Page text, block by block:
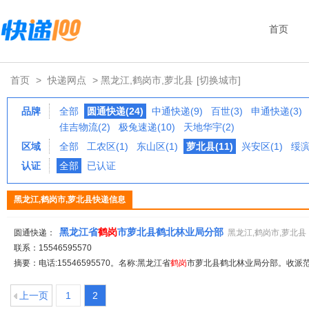
首页
首页 > 快递网点 > 黑龙江,鹤岗市,萝北县 [切换城市]
品牌 全部 圆通快递(24) 中通快递(9) 百世(3)
申通快递(3)
佳吉物流(2)
极兔速递(10)
天地华宇(2)
区域
全部 工农区(1) 东山区(1) 萝北县(11) 兴安区(1)
绥
认证
全部 已认证
黑龙江,鹤岗市,萝北县快递信息
圆通快递： 黑龙江省鹤岗市萝北县鹤北林业局分部 黑龙江,鹤岗市,萝北县
联系：15546595570
摘要：电话:15546595570。名称:黑龙江省鹤岗市萝北县鹤北林业局分部。收派
上一页 1 2